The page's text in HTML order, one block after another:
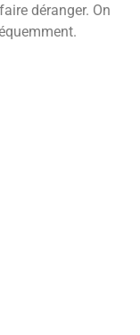
déranger. On